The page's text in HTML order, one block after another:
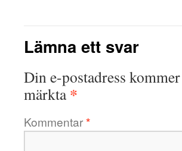
Lämna ett svar
Din e-postadress
märkta*
Kommentar*